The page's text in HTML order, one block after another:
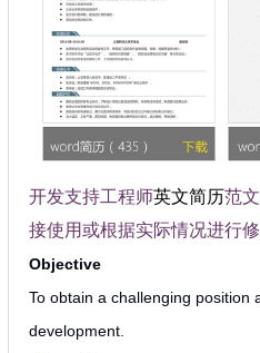
开发支持工程师英文简历范
接使用或根据实际情况进行
Objective
To obtain a challenging position
development.